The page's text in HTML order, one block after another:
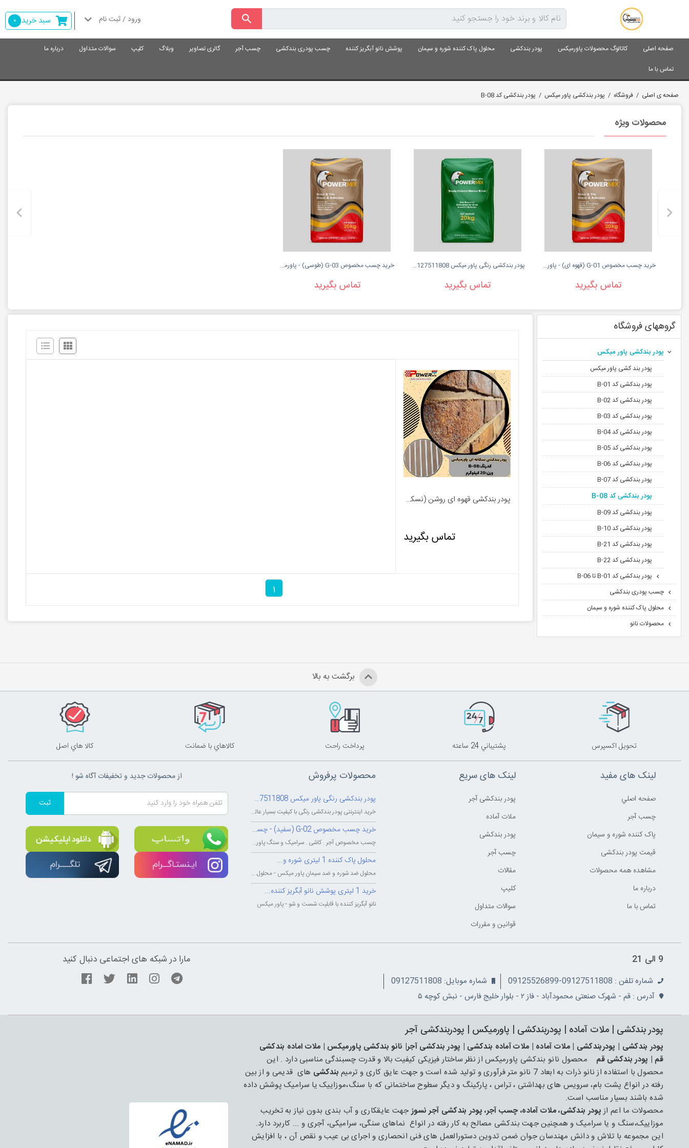
سبد خرید 0 ورود / ثبت نام
صفحه اصلی کاتالوگ محصولات پاورمیکس پودر بندکشی محلول پاک کننده شوره و سیمان پوشش نانو آبگریز کننده چسب پودری بندکشی چسب آجر گالری تصاویر وبلاگ کلیپ سوالات متداول
درباره ما
تماس با ما
صفحه ی اصلی / فروشگاه / پودر بندکشی پاور میکس / پودر بندکشی کد B-08
محصولات ویژه
خرید چسب مخصوص G-01 (قهوه ای) - پاورمیکس
تماس بگیرید
پودر بندکشی رنگی پاور میکس 09127511808
تماس بگیرید
خرید چسب مخصوص G-03 (طوسی) - پاورمیکس
تماس بگیرید
گروههای فروشگاه
پودر بندکشی پاور میکس
پودر بند کشی پاور میکس
پودر بندکشی کد B-01
پودر بندکشی کد B-02
پودر بندکشی کد B-03
پودر بندکشی کد B-04
پودر بندکشی کد B-05
پودر بندکشی کد B-06
پودر بندکشی کد B-07
پودر بندکشی کد B-08
پودر بندکشی کد B-09
پودر بندکشی کد B-10
پودر بندکشی کد B-21
پودر بندکشی کد B-22
پودر بندکشی کد B-01 تا B-06
چسب پودری بندکشی
محلول پاک کننده شوره و سیمان
محصولات نانو
پودر بندکشی قهوه ای روشن (نسکافه ای) B-08 پاورمیکس - 09127511808
تماس بگیرید
1
برگشت به بالا
تحويل اکسپرس پشتيباني 24 ساعته پرداخت راحت کالاهاي با ضمانت کالا هاي اصل
لینک های مفید
صفحه اصلي
چسب آجر
پاک کننده شوره و سیمان
قیمت پودر بندکشی
مشاهده همه محصولات
درباره ما
تماس با ما
لینک های سریع
پودر بندکشی آجر
ملات آماده
پودر بندکشی
چسب آجر
مقالات
کليپ
سوالات متداول
قوانين و مقررات
محصولات پرفروش
پودر بندکشی رنگی پاور میکس 09127511808
خرید اینترنتی پودر بندکشی رنگی با کیفیت بسیار عالی - شرکت بزرگ پاور میکس...
خرید چسب مخصوص G-02 (سفید) - چسب...
چسب مخصوص آجر . کاشی . سرامیک و سنگ پاور میکس - چسب پودری پاورمیکس - چسب...
محلول پاک کننده 1 لیتری شوره و...
محلول ضد شوره و ضد سیمان پاور میکس - محلول پاک کننده و شوینده شوره و سیمان...
خرید 1 لیتری پوشش نانو آبگریز کننده...
نانو آبگریز کننده با قابلیت شست و شو - پاور میکس
از محصولات جدید و تخفیفات آگاه شو !
ثبت
9 الی 21
شماره تلفن : 09127511808-09125526899
شماره موبایل: 09127511808
آدرس : قم - شهرک صنعتی محمودآباد - فاز ۲ - بلوار خلیج فارس - نبش کوچه ۵
مارا در شبکه های اجتماعی دنبال کنید
پودر بندکشی | ملات آماده | پودربندکشی | پاورمیکس | پودربندکشی آجر
پودر بندکشی | پودربندکشی | ملات آماده | ملات آماده بندکشی | پودر بندکشی آجر| نانو بندکشی پاورمیکس | ملات اماده بندکشی
قم | پودر بندکشی قم
محصول نانو بندکشی پاورمیکس از نظر ساختار فیزیکی کیفیت بالا و قدرت چسبندگی مناسبی دارد . این
محصول با استفاده از نانو ذرات به ابعاد 7 نانو متر فرآوری و تولید شده است و جهت عایق کاری و ترمیم
بندکشی های قدیمی و از بین
رفته در انواع پشت بام، سرویس های بهداشتی ، تراس ، پارکینگ و دیگر سطوح ساختمانی که با سنگ،موزاییک یا سرامیک پوشش داده
شده باشند بسیار مناسب است.
محصولات ما اعم ازپودر بندکشی، ملات آماده، چسب آجر، پودر بندکشی آجر نسوزجهت عایقکاری و آب بندی بدون نیاز به تخریب
موزاییک،سنگ و یا سرامیک و همچنین جهت بندکشی مصالح به کار رفته در انواع نماهای سنگی، سرامیکی، آجری و ... کاربرد دارد.
این مجموعه با تلاش و دانش مهندسان جوان ضمن تدوین دستورالعمل های فنی انحصاری و اجرای بی عیب و نقص آن ، با افزایش